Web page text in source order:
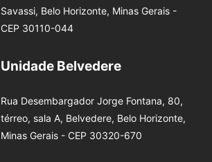
Savassi, Belo Horizonte, Minas Gerais -
CEP 30110-044
Unidade Belvedere
Rua Desembargador Jorge Fontana, 80,
térreo, sala A, Belvedere, Belo Horizonte,
Minas Gerais - CEP 30320-670